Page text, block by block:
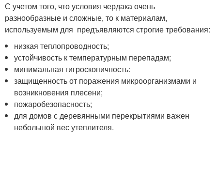
С учетом того, что условия чердака очень
разнообразные и сложные, то к материалам,
используемым для предъявляются строгие требования:
низкая теплопроводность;
устойчивость к температурным перепадам;
минимальная гигроскопичность:
защищенность от поражения микроорганизмами и
возникновения плесени;
пожаробезопасность;
для домов с деревянными перекрытиями важен
небольшой вес утеплителя.